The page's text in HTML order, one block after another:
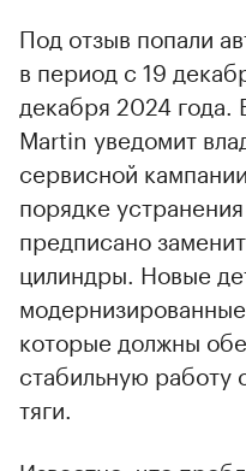
Под отзыв попали
в период с 19
декабря 2024
Martin уведомит
сервисной
порядке
предписано
цилиндры. Новые
которые должны
стабильную работу
тяги.